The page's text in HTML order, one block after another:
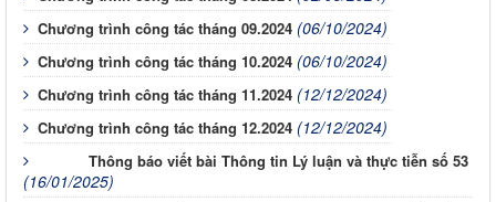
Chương trình công tác tháng 09.2024 (06/10/2024)
Chương trình công tác tháng 10.2024 (06/10/2024)
Chương trình công tác tháng 11.2024 (12/12/2024)
Chương trình công tác tháng 12.2024 (12/12/2024)
Thông báo viết bài Thông tin Lý luận và thực tiễn số 53
(16/01/2025)